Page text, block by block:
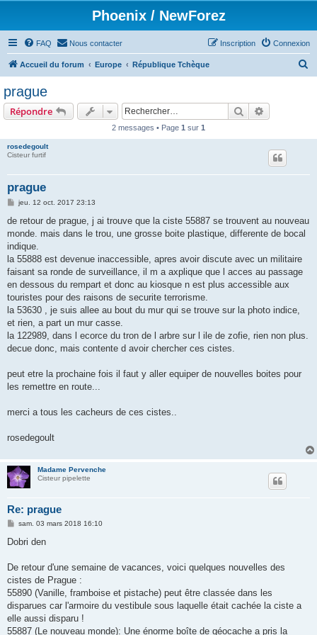
Phoenix / NewForez
FAQ Nous contacter Connexion
Inscription
Accueil du forum Europe République Tchèque
prague
Répondre Rechercher
2 messages • Page 1 sur 1
rosedegoult
Cisteur furtif
prague
M
s
a
g
jeu. 12 oct. 2017 23:13
de retour de prague, j ai trouve que la ciste 55887 se trouvent au nouveau
monde. mais dans le trou, une grosse boite plastique, differente de bocal
indique.
la 55888 est devenue inaccessible, apres avoir discute avec un militaire
faisant sa ronde de surveillance, il m a axplique que l acces au passage
en dessous du rempart et donc au kiosque n est plus accessible aux
touristes pour des raisons de securite terrorisme.
la 53630 , je suis allee au bout du mur qui se trouve sur la photo indice,
et rien, a part un mur casse.
la 122989, dans l ecorce du tron de l arbre sur l ile de zofie, rien non plus.
decue donc, mais contente d avoir chercher ces cistes.
peut etre la prochaine fois il faut y aller equiper de nouvelles boites pour
les remettre en route...
merci a tous les cacheurs de ces cistes..
rosedegoult
Madame Pervenche
Cisteur pipelette
Re: prague
M
s
g
sam. 03 mars 2018 16:10
Dobri den
De retour d'une semaine de vacances, voici quelques nouvelles des
cistes de Prague :
55890 (Vanille, framboise et pistache) peut être classée dans les
disparues car l'armoire du vestibule sous laquelle était cachée la ciste a
elle aussi disparu !
55887 (Le nouveau monde): Une énorme boîte de géocache a pris la